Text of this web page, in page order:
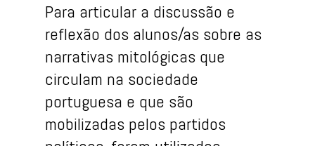
Para articular a discussão e
reflexão dos alunos/as sobre as
narrativas mitológicas que
circulam na sociedade
portuguesa e que são
mobilizadas pelos partidos